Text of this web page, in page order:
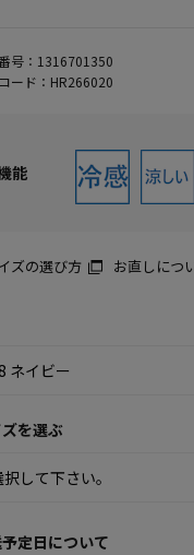
号： 1316701350
ード： HR266020
能
ズの選び方 お直しにつ
を選ぶ
定日について